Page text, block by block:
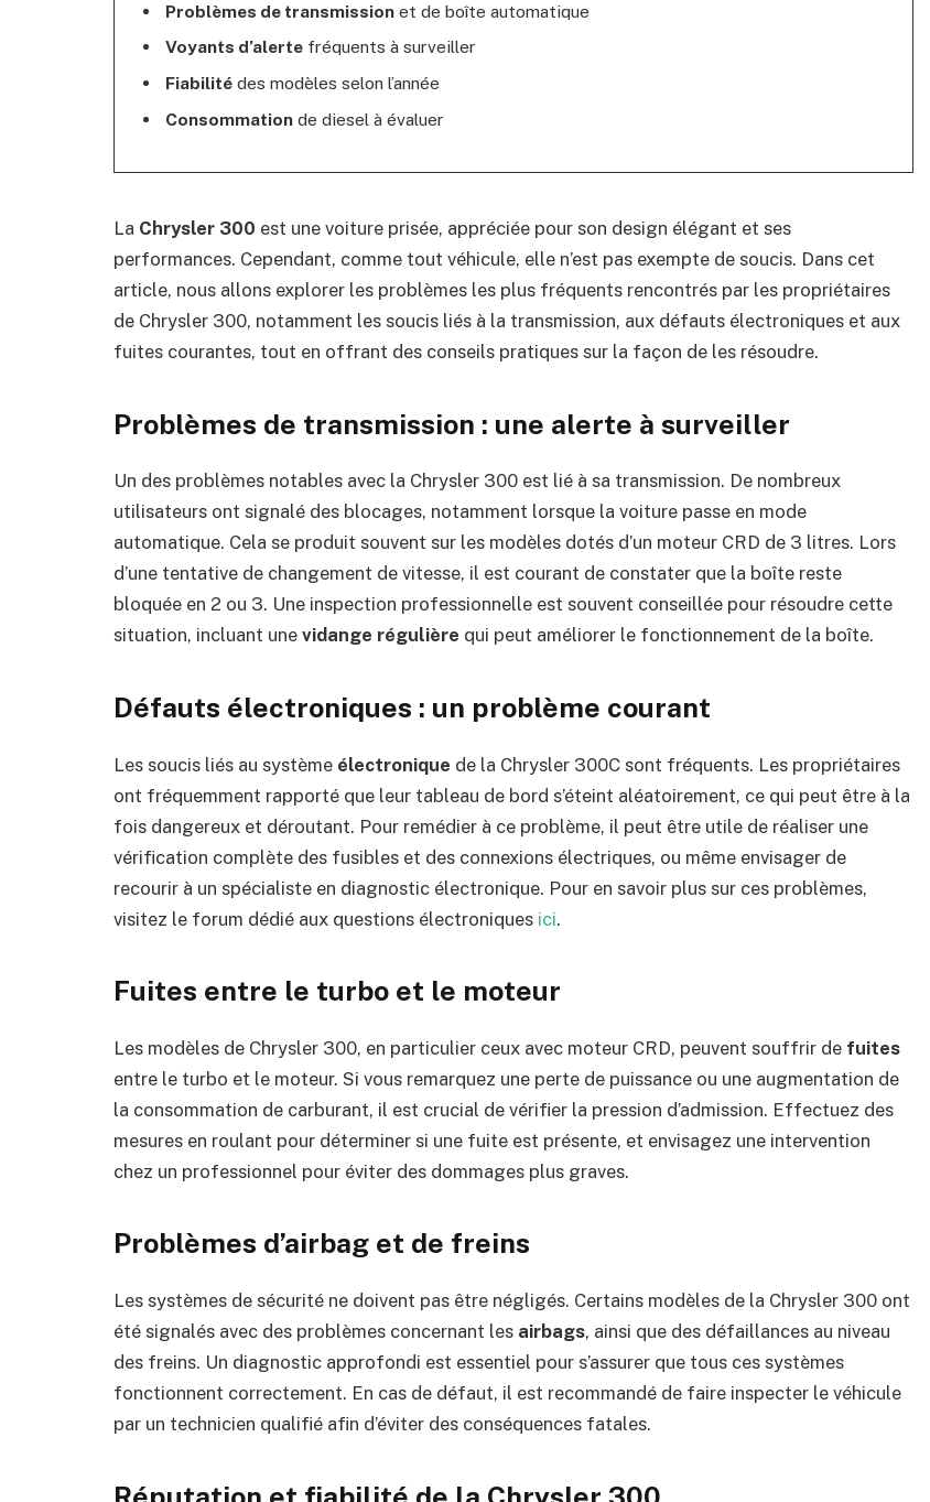
Problèmes de transmissionet de boîte automatique
Voyants d’alertefréquents à surveiller
Fiabilitédes modèles selon l’année
Consommationde diesel à évaluer
La Chrysler 300 est une voiture prisée, appréciée pour son design élégant et ses
performances. Cependant, comme tout véhicule, elle n’est pas exempte de soucis. Dans cet
article, nous allons explorer les problèmes les plus fréquents rencontrés par les propriétaires
de Chrysler 300, notamment les soucis liés à la transmission, aux défauts électroniques et aux
fuites courantes, tout en offrant des conseils pratiques sur la façon de les résoudre.
Problèmes de transmission : une alerte à surveiller
Un des problèmes notables avec la Chrysler 300 est lié à sa transmission. De nombreux
utilisateurs ont signalé des blocages, notamment lorsque la voiture passe en mode
automatique. Cela se produit souvent sur les modèles dotés d’un moteur CRD de 3 litres. Lors
d’une tentative de changement de vitesse, il est courant de constater que la boîte reste
bloquée en 2 ou 3. Une inspection professionnelle est souvent conseillée pour résoudre cette
situation, incluant une vidange régulière qui peut améliorer le fonctionnement de la boîte.
Défauts électroniques : un problème courant
Les soucis liés au système électronique de la Chrysler 300C sont fréquents. Les propriétaires
ont fréquemment rapporté que leur tableau de bord s’éteint aléatoirement, ce qui peut être à la
fois dangereux et déroutant. Pour remédier à ce problème, il peut être utile de réaliser une
vérification complète des fusibles et des connexions électriques, ou même envisager de
recourir à un spécialiste en diagnostic électronique. Pour en savoir plus sur ces problèmes,
visitez le forum dédié aux questions électroniques ici.
Fuites entre le turbo et le moteur
Les modèles de Chrysler 300, en particulier ceux avec moteur CRD, peuvent souffrir de fuites
entre le turbo et le moteur. Si vous remarquez une perte de puissance ou une augmentation de
la consommation de carburant, il est crucial de vérifier la pression d’admission. Effectuez des
mesures en roulant pour déterminer si une fuite est présente, et envisagez une intervention
chez un professionnel pour éviter des dommages plus graves.
Problèmes d’airbag et de freins
Les systèmes de sécurité ne doivent pas être négligés. Certains modèles de la Chrysler 300 ont
été signalés avec des problèmes concernant les airbags, ainsi que des défaillances au niveau
des freins. Un diagnostic approfondi est essentiel pour s’assurer que tous ces systèmes
fonctionnent correctement. En cas de défaut, il est recommandé de faire inspecter le véhicule
par un technicien qualifié afin d’éviter des conséquences fatales.